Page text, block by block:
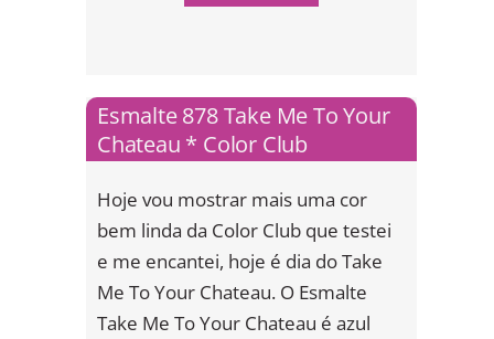
Esmalte 878 Take Me To Your
Chateau * Color Club
Hoje vou mostrar mais uma cor
bem linda da Color Club que testei
e me encantei, hoje é dia do Take
Me To Your Chateau. O Esmalte
Take Me To Your Chateau é azul